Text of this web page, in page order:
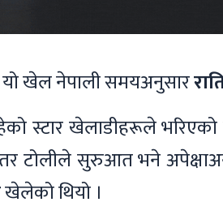
खेल नेपाली समयअनुसार
स्टार खेलाडीहरूले
टोलीले सुरुआत भने
खेलेको थियो ।